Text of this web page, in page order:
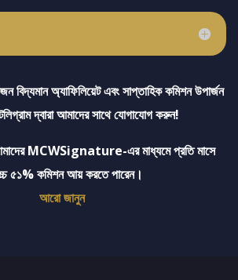
বিদ্যমান অ্যাফিলিয়েট এবং সাপ্তাহিক কমিশন উপার্জন
দ্বারা আমাদের সাথে যোগাযোগ করুন!
MCWSignature-এর মাধ্যমে প্রতি মাসে
৫১% কমিশন আয় করতে পারেন।
আরো জানুন